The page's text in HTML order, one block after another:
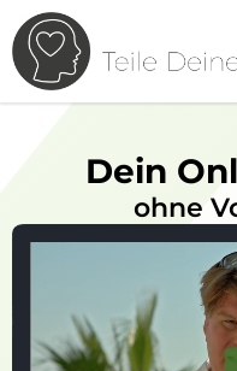
Dein
ohne